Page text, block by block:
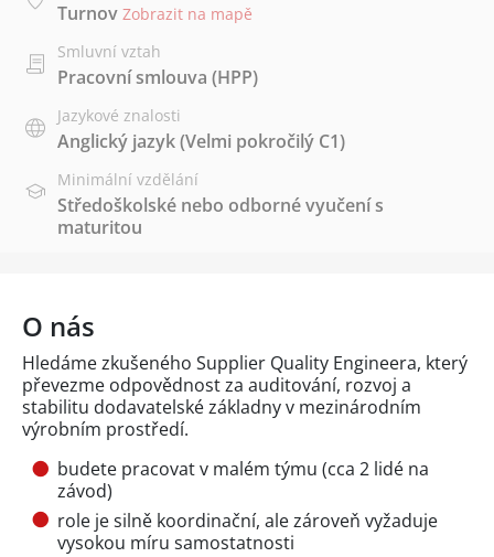
Turnov Zobrazit na mapě
Smluvní vztah
Pracovní smlouva (HPP)
Jazykové znalosti
Anglický jazyk(Velmi pokročilý C1)
Minimální vzdělání
Středoškolské nebo odborné vyučení s
maturitou
O nás
Hledáme zkušeného Supplier Quality Engineera, který
převezme odpovědnost za auditování, rozvoj a
stabilitu dodavatelské základny v mezinárodním
výrobním prostředí.
budete pracovat v malém týmu (cca 2 lidé na
závod)
role je silně koordinační, ale zároveň vyžaduje
vysokou míru samostatnosti